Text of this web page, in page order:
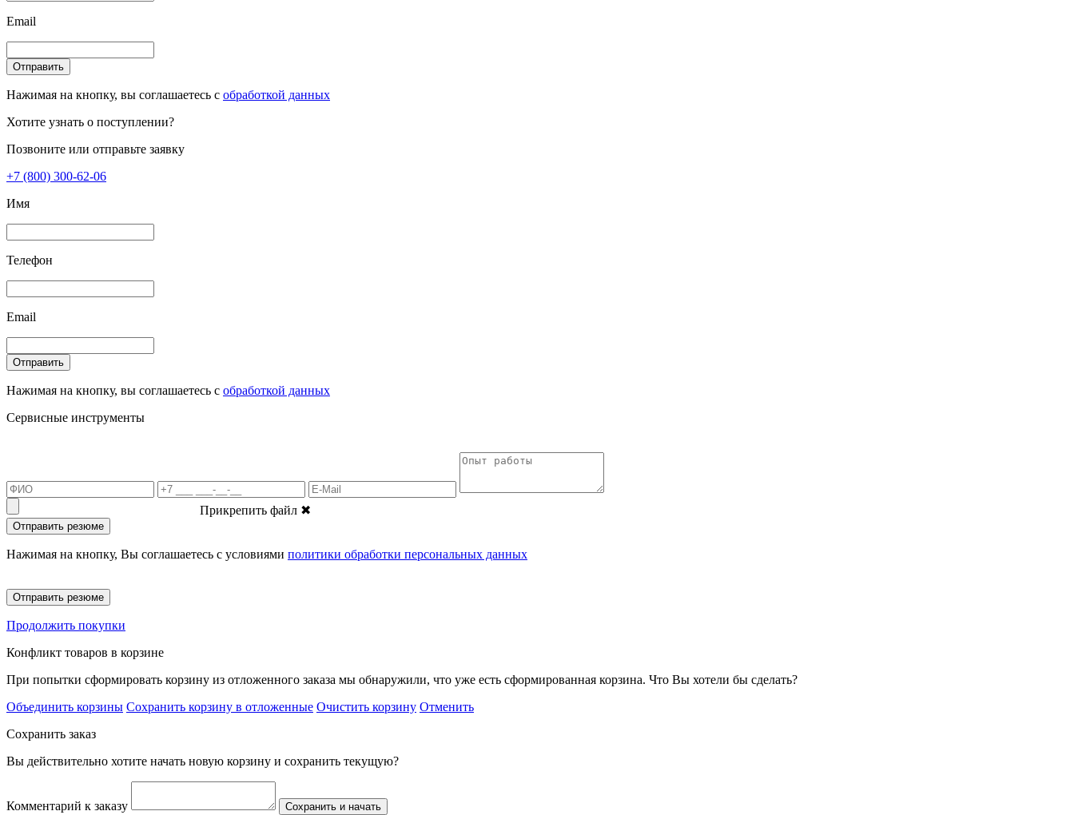
Email
Отправить
Нажимая на кнопку, вы соглашаетесь с обработкой данных
Хотите узнать о поступлении?
Позвоните или отправьте заявку
+7 (800) 300-62-06
Имя
Телефон
Email
Отправить
Нажимая на кнопку, вы соглашаетесь с обработкой данных
Сервисные инструменты
Прикрепить файл ✖
Отправить резюме
Нажимая на кнопку, Вы соглашаетесь с условиями политики обработки персональных данных
Отправить резюме
Продолжить покупки
Конфликт товаров в корзине
При попытки сформировать корзину из отложенного заказа мы обнаружили, что уже есть сформированная корзина. Что Вы хотели бы сделать?
Объединить корзины Сохранить корзину в отложенные Очистить корзину Отменить
Сохранить заказ
Вы действительно хотите начать новую корзину и сохранить текущую?
Комментарий к заказу Сохранить и начать